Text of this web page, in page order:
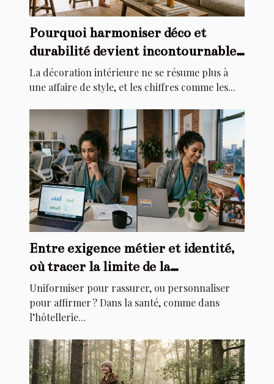
Pourquoi harmoniser déco et
durabilité devient incontournable
chez soi
La décoration intérieure ne se résume plus à
une affaire de style, et les chiffres comme les...
Entre exigence métier et identité,
où tracer la limite de la
personnalisation ?
Uniformiser pour rassurer, ou personnaliser
pour affirmer ? Dans la santé, comme dans
l’hôtellerie...